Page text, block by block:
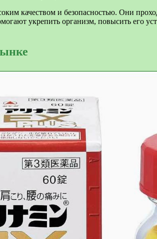
качеством и безопасностью. Они
укрепить организм, повысить его